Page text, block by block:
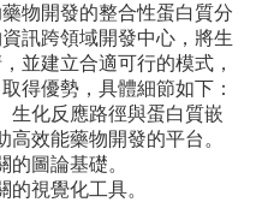
物開發的整合性蛋白質分
訊跨領域開發中心，將生
並建立合適可行的模式，
得優勢，具體細節如下：
生化反應路徑與蛋白質嵌
效能藥物開發的平台。
圖論基礎。
視覺化工具。